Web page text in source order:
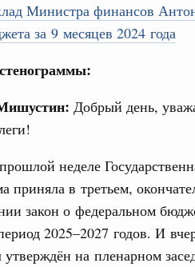
Министра финансов
за 9 месяцев 2024 года
Добрый день,
неделе
приняла в третьем,
закон о федеральном
2025–2027 годов. И
на пленарном
Городская среда
заседание
лучших
и Сергей Кравцов
с победой на
промышленной политики